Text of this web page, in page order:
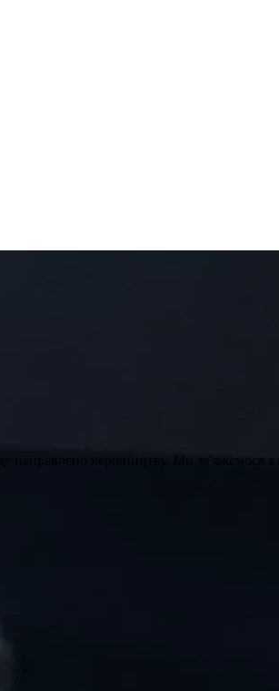
направлено керівництву. Ми